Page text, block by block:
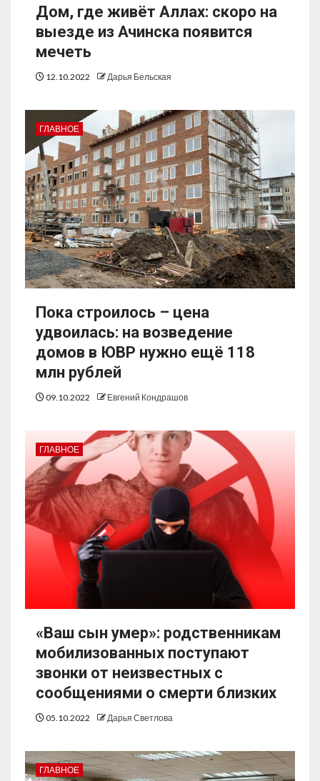
Дом, где живёт Аллах: скоро на
выезде из Ачинска появится
мечеть
12.10.2022 Дарья Бельская
ГЛАВНОЕ
Пока строилось – цена
удвоилась: на возведение
домов в ЮВР нужно ещё 118
млн рублей
09.10.2022 Евгений Кондрашов
ГЛАВНОЕ
«Ваш сын умер»: родственникам
мобилизованных поступают
звонки от неизвестных с
сообщениями о смерти близких
05.10.2022 Дарья Светлова
ГЛАВНОЕ